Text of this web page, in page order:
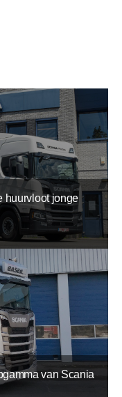
huurvloot jonge
van Scania